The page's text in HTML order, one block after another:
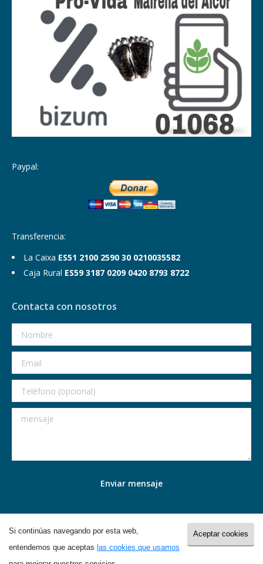
Paypal:
Transferencia:
La Caixa ES51 2100 2590 30 0210035582
Caja Rural ES59 3187 0209 0420 8793 8722
Contacta con nosotros
© 2017 Provida Mairena del Alcor (Sevilla) - Web desarrollada por
Aceptar cookies
Si continúas navegando por esta web,
entendemos que aceptas las cookies que usamos